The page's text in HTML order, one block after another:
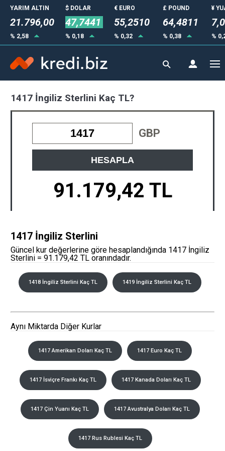
YARIM ALTIN
21.796,00
% 2,58
$ DOLAR
47,7441
% 0,18
€ EURO
55,2510
% 0,32
£ POUND
64,4811
% 0,38
¥
%
1417 İngiliz Sterlini Kaç TL?
GBP
HESAPLA
91.179,42 TL
1417 İngiliz Sterlini
Güncel kur değerlerine göre hesaplandığında 1417 İngiliz
Sterlini = 91.179,42 TL oranındadır.
1418 İngiliz Sterlini Kaç TL 1419 İngiliz Sterlini Kaç TL
Aynı Miktarda Diğer Kurlar
1417 Amerikan Doları Kaç TL 1417 Euro Kaç TL
1417 İsviçre Frankı Kaç TL 1417 Kanada Doları Kaç TL
1417 Çin Yuanı Kaç TL 1417 Avustralya Doları Kaç TL
1417 Rus Rublesi Kaç TL